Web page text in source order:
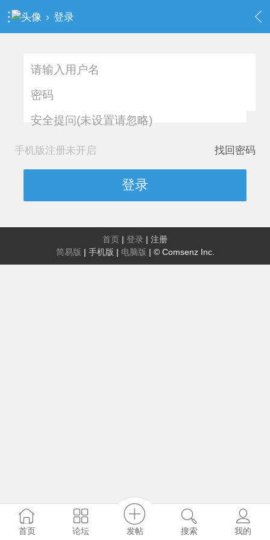
› 登录
安全提问(未设置请忽略)
手机版注册未开启 找回密码
登录
首页 | 登录 | 注册
简易版 | 手机版 | 电脑版 | © Comsenz Inc.
首页 论坛 发帖 搜索 我的